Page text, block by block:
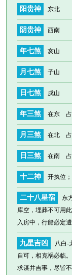
阳贵神 东北
阴贵神 西南
年七煞 亥山
月七煞 子山
日七煞 戌山
年三煞 在东 占
月三煞 在北 占
日三煞 在南 占
十二神 开执位
二十八星宿
东
库空，埋葬不可用
入房中，行船必定
九星吉凶
八白-
自可，相克祸必临
求谋并吉事，尽皆